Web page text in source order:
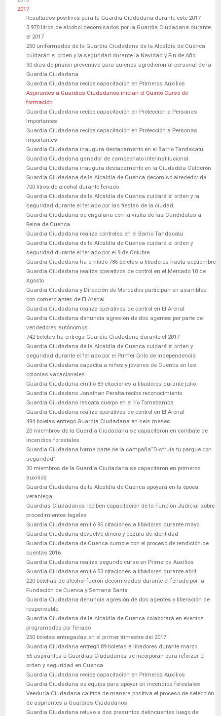
2017
Resultados positivos para la Guardia Ciudadana durante este 2017
3.970 litros de alcohol decomisados por la Guardia Ciudadana durante
el 2017
250 uniformados de la Guardia Ciudadana de la Alcaldía de Cuenca
cuidarán el orden y la seguridad durante la Navidad y Fin de Año
30 días de prisión preventiva para quienes agredieron al personal de la
Guardia Ciudadana
Guardia Ciudadana recibe capacitación en Primeros Auxilios
Aspirantes a Guardias Ciudadanos inician el Quinto Curso de
formación
Guardia Ciudadana recibe capacitación en Protección a Personas
Importantes
Guardia Ciudadana recibe capacitación en Protección a Personas
Importantes
Guardia Ciudadana inaugura destacamento en el Barrio Tandacatu
Guardia Ciudadana ganador de campeonato interinstitucional
Guardia Ciudadana inaugura destacamento en la Ciudadela Calderón
Guardia Ciudadana de la Alcaldía de Cuenca decomisó alrededor de
700 litros de alcohol durante feriado
Guardia Ciudadana de la Alcaldía de Cuenca cuidará el orden y la
seguridad durante el feriado por las fiestas de la ciudad.
Guardia Ciudadana se engalana con la visita de las Candidatas a
Reina de Cuenca
Guardia Ciudadana realiza controles en el Barrio Tandacatu
Guardia Ciudadana de la Alcaldía de Cuenca cuidará el orden y
seguridad durante el feriado por el 9 de Octubre
Guardia Ciudadana ha emitido 786 boletas a libadores hasta septiembre
Guardia Ciudadana realiza operativos de control en el Mercado 10 de
Agosto
Guardia Ciudadana y Dirección de Mercados participan en asamblea
con comerciantes de El Arenal
Guardia Ciudadana realiza operativos de control en El Arenal
Guardia Ciudadana denuncia agresión de dos agentes por parte de
vendedores autónomos
742 boletas ha entrega Guardia Ciudadana durante el 2017
Guardia Ciudadana de la Alcaldía de Cuenca cuidará el orden y
seguridad durante el feriado por el Primer Grito de Independencia
Guardia Ciudadana capacita a niños y jóvenes de Cuenca en las
colonias vacacionales
Guardia Ciudadana emitió 89 citaciones a libadores durante julio
Guardia Ciudadano Jonathan Peralta recibe reconocimiento
Guardia Ciudadano rescata cuerpo en el río Tomebamba
Guardia Ciudadana realiza operativos de control en El Arenal
494 boletas entregó Guardia Ciudadana en seis meses
20 miembros de la Guardia Ciudadana se capacitaron en combate de
incendios forestales
Guardia Ciudadana forma parte de la campaña“Disfruta tu parque con
seguridad”
30 miembros de la Guardia Ciudadana se capacitaron en primeros
auxilios
Guardia Ciudadana de la Alcaldía de Cuenca apoyará en la época
veraniega
Guardias Ciudadanos reciben capacitación de la Función Judicial sobre
procedimientos legales
Guardia Ciudadana emitió 95 citaciones a libadores durante mayo
Guardia Ciudadana devuelve dinero y cédula de identidad
Guardia Ciudadana de Cuenca cumple con el proceso de rendición de
cuentas 2016
Guardia Ciudadana realiza segundo curso en Primeros Auxilios
Guardia Ciudadana emitió 53 citaciones a libadores durante abril
220 botellas de alcohol fueron decomisadas durante el feriado por la
Fundación de Cuenca y Semana Santa
Guardia Ciudadana denuncia agresión de dos agentes y liberación de
responsable
Guardia Ciudadana de la Alcaldía de Cuenca colaborará en eventos
programados por feriado
250 boletas entregadas en el primer trimestre del 2017
Guardia Ciudadana entregó 89 boletas a libadores durante marzo
56 aspirantes a Guardias Ciudadanos se incorporan para reforzar el
orden y seguridad en Cuenca
Guardia Ciudadana recibe capacitación en Primeros Auxilios
Guardia Ciudadana se equipa para apoyar en incendios forestales
Veeduría Ciudadana califica de manera positiva el proceso de selección
de aspirantes a Guardias Ciudadanos
Guardia Ciudadana retuvo a dos presuntos delincuentes luego de